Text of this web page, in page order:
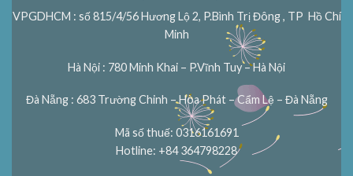
VPGDHCM : số 815/4/56 Hương Lộ 2, P.Bình Trị Đông , TP Hồ Chí
Minh
Hà Nội : 780 Minh Khai – P.Vĩnh Tuy – Hà Nội
Đà Nẵng : 683 Trường Chinh – Hòa Phát – Cẩm Lệ – Đà Nẵng
Mã số thuế: 0316161691
Hotline: +84 364798228